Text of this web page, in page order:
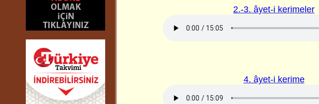
2.-3. âyet-i kerimeler
4. âyet-i kerime